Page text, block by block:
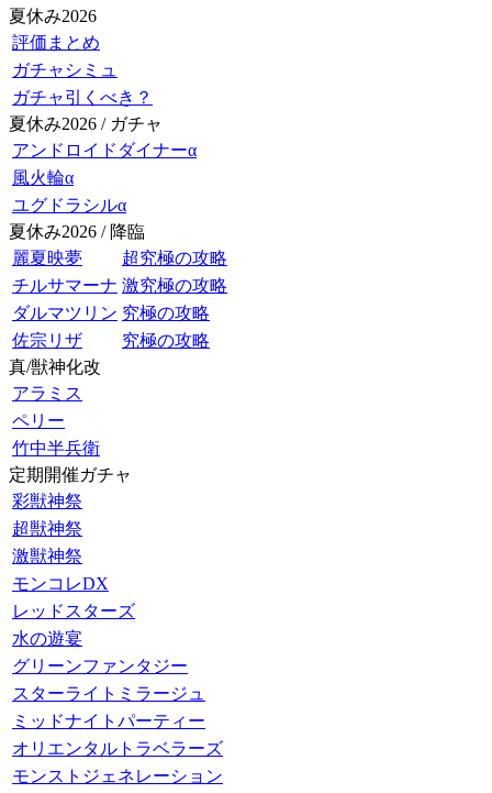
夏休み2026
評価まとめ
ガチャシミュ
ガチャ引くべき？
夏休み2026 / ガチャ
アンドロイドダイナーα
風火輪α
ユグドラシルα
夏休み2026 / 降臨
麗夏映夢
超究極の攻略
チルサマーナ 激究極の攻略
ダルマツリン 究極の攻略
佐宗リザ
究極の攻略
真/獣神化改
アラミス
ペリー
竹中半兵衛
定期開催ガチャ
彩獣神祭
超獣神祭
激獣神祭
モンコレDX
レッドスターズ
水の遊宴
グリーンファンタジー
スターライトミラージュ
ミッドナイトパーティー
オリエンタルトラベラーズ
モンストジェネレーション